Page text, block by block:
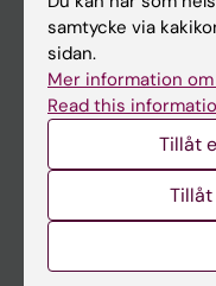
På gång
Nyheter
Kalender
Ladok
Canvas
samtycke via
sidan.
Mer information
Read this
Tillåt
Tillåt